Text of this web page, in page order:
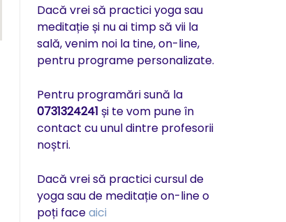
Dacă vrei să practici yoga sau
meditație și nu ai timp să vii la
sală, venim noi la tine, on-line,
pentru programe personalizate.
Pentru programări sună la
0731324241 și te vom pune în
contact cu unul dintre profesorii
noștri.
Dacă vrei să practici cursul de
yoga sau de meditație on-line o
poți faceaici